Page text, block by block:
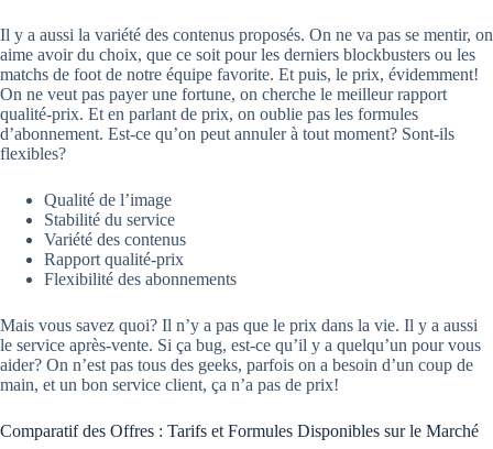
Il y a aussi la variété des contenus proposés. On ne va pas se mentir, on
aime avoir du choix, que ce soit pour les derniers blockbusters ou les
matchs de foot de notre équipe favorite. Et puis, le prix, évidemment!
On ne veut pas payer une fortune, on cherche le meilleur rapport
qualité-prix. Et en parlant de prix, on oublie pas les formules
d’abonnement. Est-ce qu’on peut annuler à tout moment? Sont-ils
flexibles?
Qualité de l’image
Stabilité du service
Variété des contenus
Rapport qualité-prix
Flexibilité des abonnements
Mais vous savez quoi? Il n’y a pas que le prix dans la vie. Il y a aussi
le service après-vente. Si ça bug, est-ce qu’il y a quelqu’un pour vous
aider? On n’est pas tous des geeks, parfois on a besoin d’un coup de
main, et un bon service client, ça n’a pas de prix!
Comparatif des Offres : Tarifs et Formules Disponibles sur le Marché